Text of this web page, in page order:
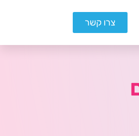
צרו קשר